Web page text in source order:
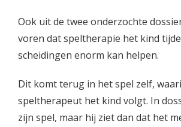
Ook uit de twee onderzochte
voren dat speltherapie het kind
scheidingen enorm kan helpen.
Dit komt terug in het spel zelf,
speltherapeut het kind volgt. In
zijn spel, maar hij ziet dan dat het